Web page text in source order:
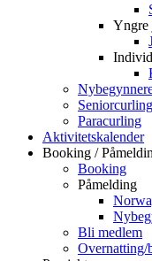
Yngre
Seniorcurling
Paracurling
Aktivitetskalender
Booking /
Booking
Påmelding
Bli medlem
Overnatting/